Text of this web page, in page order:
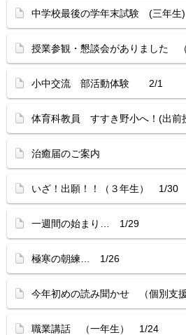
中学校最後の学年末試験 (三
授業参観・懇談会がありました
小中交流 部活動体験 2/1
体育科教員 すすき野小へ！(出
治癒届のご案内
いざ！出願！！（３年生） 1/30
一週間の始まり… 1/29
極寒の朝練… 1/26
今年初めの読み聞かせ （個別支
職業講話 （一年生） 1/24